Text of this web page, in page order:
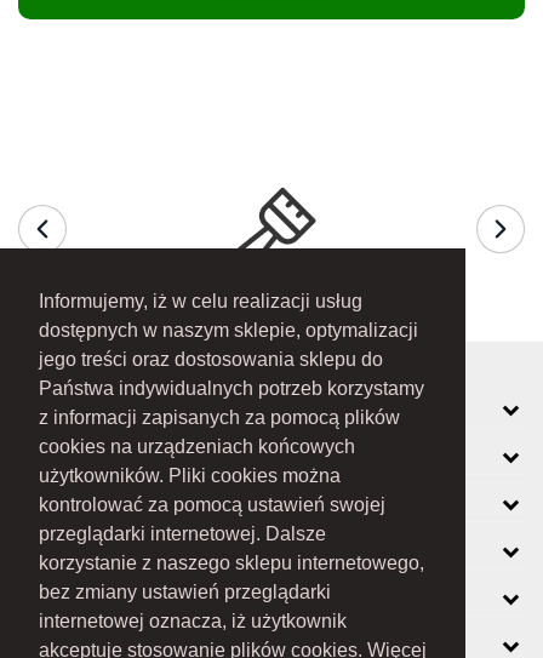
Informujemy, iż w celu realizacji usług
dostępnych w naszym sklepie, optymalizacji
jego treści oraz dostosowania sklepu do
Państwa indywidualnych potrzeb korzystamy
z informacji zapisanych za pomocą plików
cookies na urządzeniach końcowych
użytkowników. Pliki cookies można
kontrolować za pomocą ustawień swojej
przeglądarki internetowej. Dalsze
korzystanie z naszego sklepu internetowego,
bez zmiany ustawień przeglądarki
internetowej oznacza, iż użytkownik
akceptuje stosowanie plików cookies. Więcej
MOJE KONTO
INFORMACJE
O FIRMIE
ZOBACZ RÓWNIEŻ
KONTAKT
NEWSLETTER